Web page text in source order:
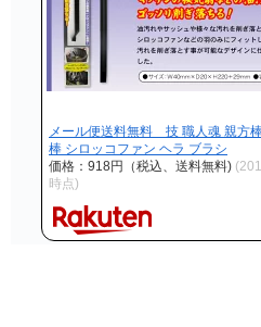
メール便送料無料 技 職人魂 親方
棒 シロッコファン ヘラ ブラシ
価格：918円（税込、送料無料)
時点)